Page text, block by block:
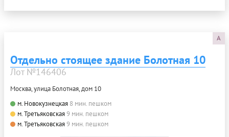
A
Отдельно стоящее здание Болотная 10
Лот №146406
Москва, улица Болотная, дом 10
м. Новокузнецкая 8 мин. пешком
м. Третьяковская9 мин. пешком
м. Третьяковская9 мин. пешком